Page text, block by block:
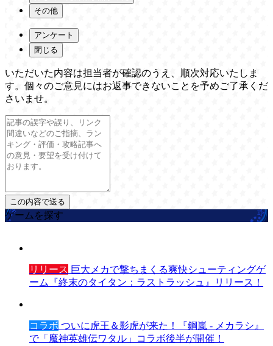
その他
アンケート
閉じる
いただいた内容は担当者が確認のうえ、順次対応いたしま
す。個々のご意見にはお返事できないことを予めご了承くだ
さいませ。
ゲームを探す
リリース 巨大メカで撃ちまくる爽快シューティングゲ
ーム『終末のタイタン：ラストラッシュ』リリース！
コラボ ついに虎王＆影虎が来た！『鋼嵐 - メカラシ』
で「魔神英雄伝ワタル」コラボ後半が開催！